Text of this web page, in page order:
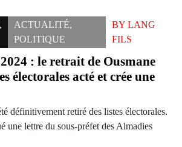
ACTUALITÉ,
POLITIQUE
BYLANG
FILS
: le retrait de Ousmane
électorales acté et crée une
définitivement retiré des listes électorales.
une lettre du sous-préfet des Almadies